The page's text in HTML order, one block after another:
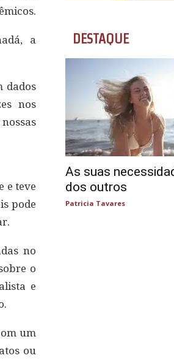
a
dados
nos
e teve
pode
no
o
e
um
ou
DESTAQUE
As suas
dos outros
Patricia Tavares